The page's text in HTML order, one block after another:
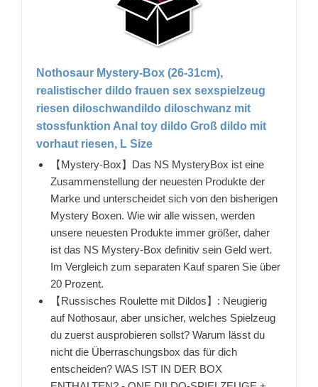
Nothosaur Mystery-Box (26-31cm),
realistischer dildo frauen sex sexspielzeug
riesen diloschwandildo diloschwanz mit
stossfunktion Anal toy dildo Groß dildo mit
vorhaut riesen, L Size
【Mystery-Box】Das NS MysteryBox ist eine
Zusammenstellung der neuesten Produkte der
Marke und unterscheidet sich von den bisherigen
Mystery Boxen. Wie wir alle wissen, werden
unsere neuesten Produkte immer größer, daher
ist das NS Mystery-Box definitiv sein Geld wert.
Im Vergleich zum separaten Kauf sparen Sie über
20 Prozent.
【Russisches Roulette mit Dildos】: Neugierig
auf Nothosaur, aber unsicher, welches Spielzeug
du zuerst ausprobieren sollst? Warum lässt du
nicht die Überraschungsbox das für dich
entscheiden? WAS IST IN DER BOX